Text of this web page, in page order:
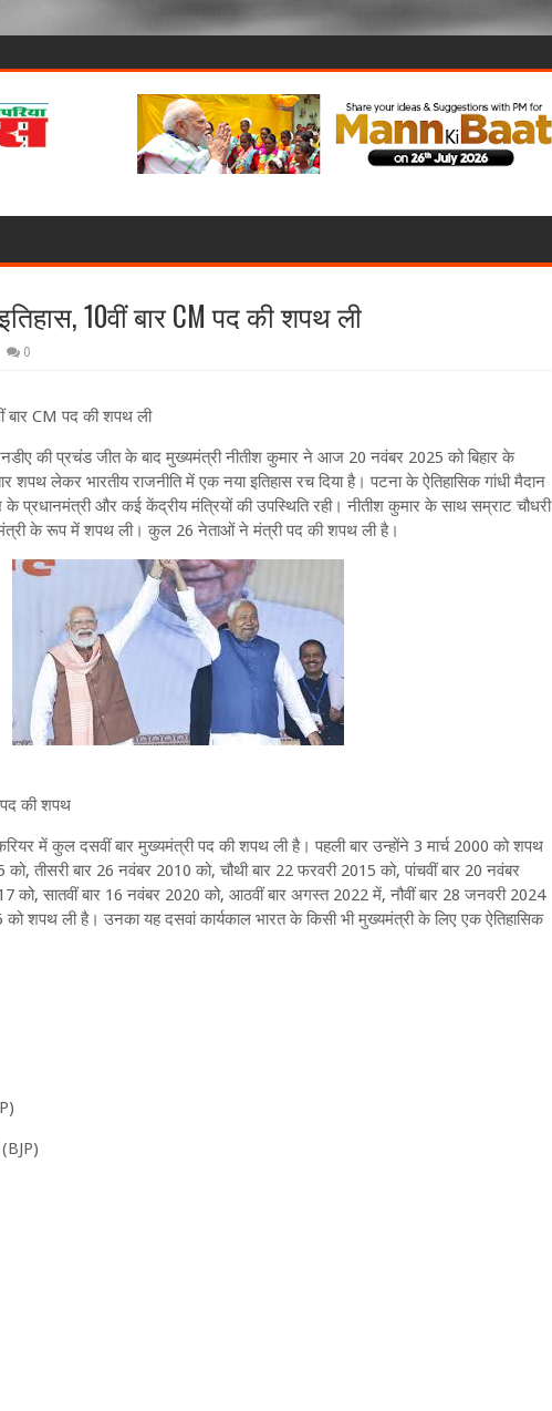
10वीं बार CM पद की शपथ ली
0
बार CM पद की शपथ ली
की प्रचंड जीत के बाद मुख्यमंत्री नीतीश कुमार ने आज 20 नवंबर 2025 को बिहार के
शपथ लेकर भारतीय राजनीति में एक नया इतिहास रच दिया है। पटना के ऐतिहासिक गांधी मैदान
प्रधानमंत्री और कई केंद्रीय मंत्रियों की उपस्थिति रही। नीतीश कुमार के साथ सम्राट चौधरी
के रूप में शपथ ली। कुल 26 नेताओं ने मंत्री पद की शपथ ली है।
की शपथ
में कुल दसवीं बार मुख्यमंत्री पद की शपथ ली है। पहली बार उन्होंने 3 मार्च 2000 को शपथ
तीसरी बार 26 नवंबर 2010 को, चौथी बार 22 फरवरी 2015 को, पांचवीं बार 20 नवंबर
को, सातवीं बार 16 नवंबर 2020 को, आठवीं बार अगस्त 2022 में, नौवीं बार 28 जनवरी 2024
शपथ ली है। उनका यह दसवां कार्यकाल भारत के किसी भी मुख्यमंत्री के लिए एक ऐतिहासिक